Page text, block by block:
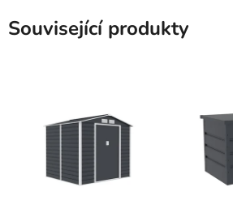
Související produkty